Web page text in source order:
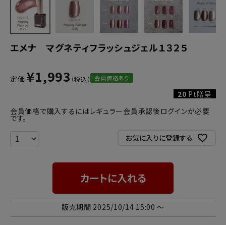
エメナ マグネティフラッシュジェル１３２５
定価 ¥1,993 会員価格あり
20 Pt贈呈
会員価格で購入するにはレギュラー会員承認後ログインが必要
です。
お気に入りに登録する
カートに入れる
販売期間 2025/10/14 15:00 〜